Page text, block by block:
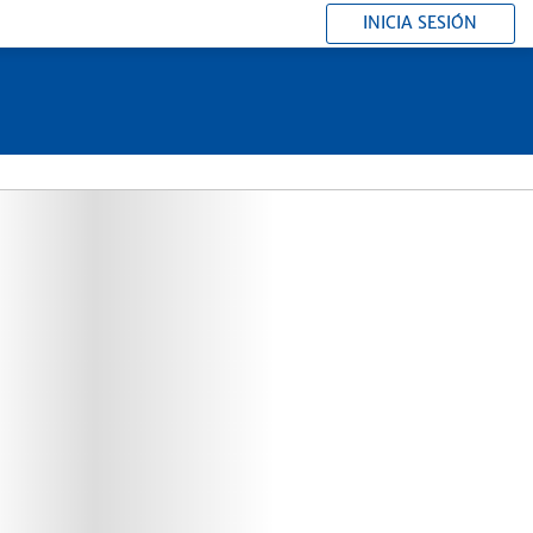
INICIA SESIÓN